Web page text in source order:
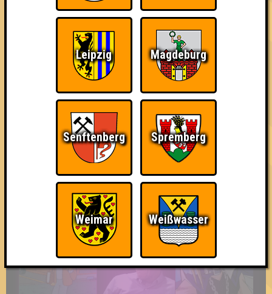
Teil der Oberschicht Knapp daneben! Erster!
So kurz vorm Sieg! The Last of Us Wir sind ERSTER?!
Leipzig Magdeburg
Senftenberg Spremberg
Weimar Weißwasser